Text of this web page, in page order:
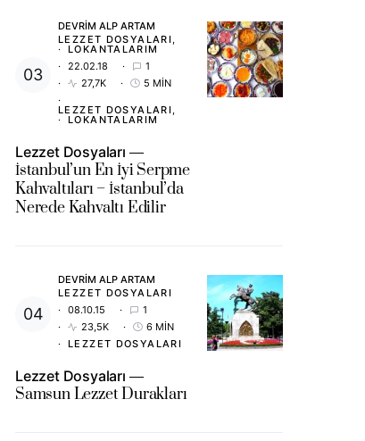
DEVRIM ALP ARTAM
LEZZET DOSYALARI
LOKANTALARIM
22.02.18
1
27,7K
5 MIN
LEZZET DOSYALARI
LOKANTALARIM
Lezzet Dosyaları
İstanbul’un En İyi Serpme
Kahvaltıları – İstanbul’da
Nerede Kahvaltı Edilir
DEVRIM ALP ARTAM
LEZZET DOSYALARI
08.10.15
1
23,5K
6 MIN
LEZZET DOSYALARI
Lezzet Dosyaları
Samsun Lezzet Durakları